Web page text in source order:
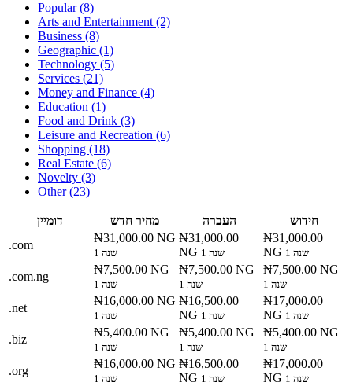
Popular (8)
Arts and Entertainment (2)
Business (8)
Geographic (1)
Technology (5)
Services (21)
Money and Finance (4)
Education (1)
Food and Drink (3)
Leisure and Recreation (6)
Shopping (18)
Real Estate (6)
Novelty (3)
Other (23)
דומיין מחיר חדש העברה
חידוש
.com
₦31,000.00 NG
1 שנה
₦31,000.00
NG
1 שנה
₦31,000.00
NG
1 שנה
.com.ng
₦7,500.00 NG
1 שנה
₦7,500.00 NG
1 שנה
₦7,500.00 NG
1 שנה
.net
₦16,000.00 NG
1 שנה
₦16,500.00
NG
1 שנה
₦17,000.00
NG
1 שנה
.biz
₦5,400.00 NG
1 שנה
₦5,400.00 NG
1 שנה
₦5,400.00 NG
1 שנה
.org
₦16,000.00 NG
1 שנה
₦16,500.00
NG
1 שנה
₦17,000.00
NG
1 שנה